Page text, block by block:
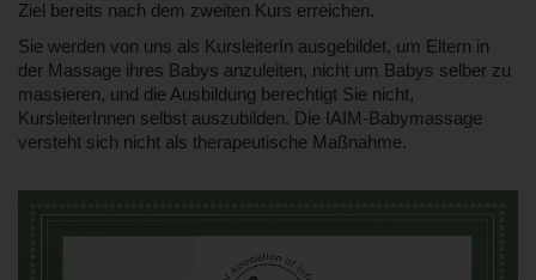
Ziel bereits nach dem zweiten Kurs erreichen.
Sie werden von uns als KursleiterIn ausgebildet, um Eltern in
der Massage ihres Babys anzuleiten, nicht um Babys selber zu
massieren, und die Ausbildung berechtigt Sie nicht,
KursleiterInnen selbst auszubilden. Die IAIM-Babymassage
versteht sich nicht als therapeutische Maßnahme.